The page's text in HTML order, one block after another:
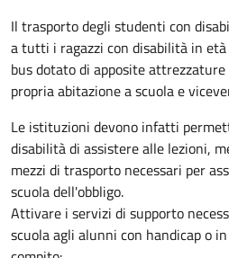
Il trasporto degli studenti con
a tutti i ragazzi con disabilità in età
bus dotato di apposite
propria abitazione a scuola e
Le istituzioni devono infatti
disabilità di assistere alle lezioni,
mezzi di trasporto necessari per
scuola dell'obbligo.
Attivare i servizi di supporto
scuola agli alunni con handicap o